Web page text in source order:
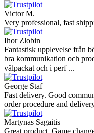
Victor M.
Very professional, fast
Ihor Zlobin
Fantastisk upplevelse från
bra kommunikation och
välpackat och i perf ...
George Staf
Fast delivery. Good
order procedure and
Martynas Sagaitis
Great product. Game